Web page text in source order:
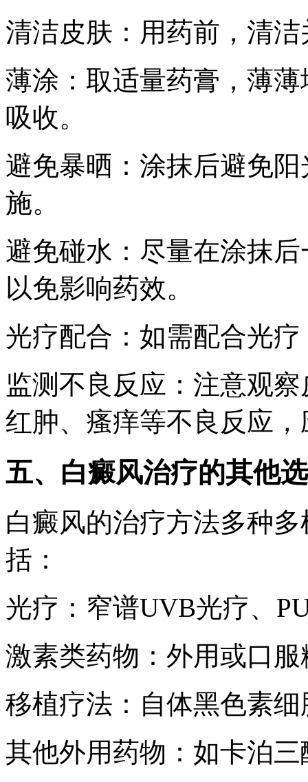
清洁皮肤：用药前，清
薄涂：取适量药膏，薄
吸收。
避免暴晒：涂抹后避免
施。
避免碰水：尽量在涂抹
以免影响药效。
光疗配合：如需配合光
监测不良反应：注意观
红肿、瘙痒等不良反应
五、白癜风治疗的其他
白癜风的治疗方法多种
括：
光疗：窄谱UVB光疗、
激素类药物：外用或口
移植疗法：自体黑色素
其他外用药物：如卡泊